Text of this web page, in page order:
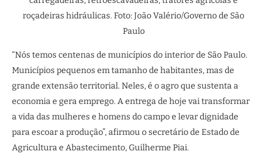
roçadeiras hidráulicas. Foto: João Valério/Governo de São
Paulo
“Nós temos centenas de municípios do interior de São Paulo.
Municípios pequenos em tamanho de habitantes, mas de
grande extensão territorial. Neles, é o agro que sustenta a
economia e gera emprego. A entrega de hoje vai transformar
a vida das mulheres e homens do campo e levar dignidade
para escoar a produção”, afirmou o secretário de Estado de
Agricultura e Abastecimento, Guilherme Piai.